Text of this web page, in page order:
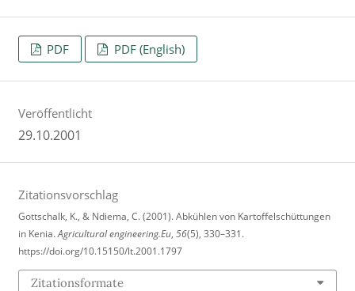
PDF PDF (English)
Veröffentlicht
29.10.2001
Zitationsvorschlag
Gottschalk, K., & Ndiema, C. (2001). Abkühlen von Kartoffelschüttungen
in Kenia.Agricultural engineering.Eu, 56(5), 330–331.
https://doi.org/10.15150/lt.2001.1797
Zitationsformate